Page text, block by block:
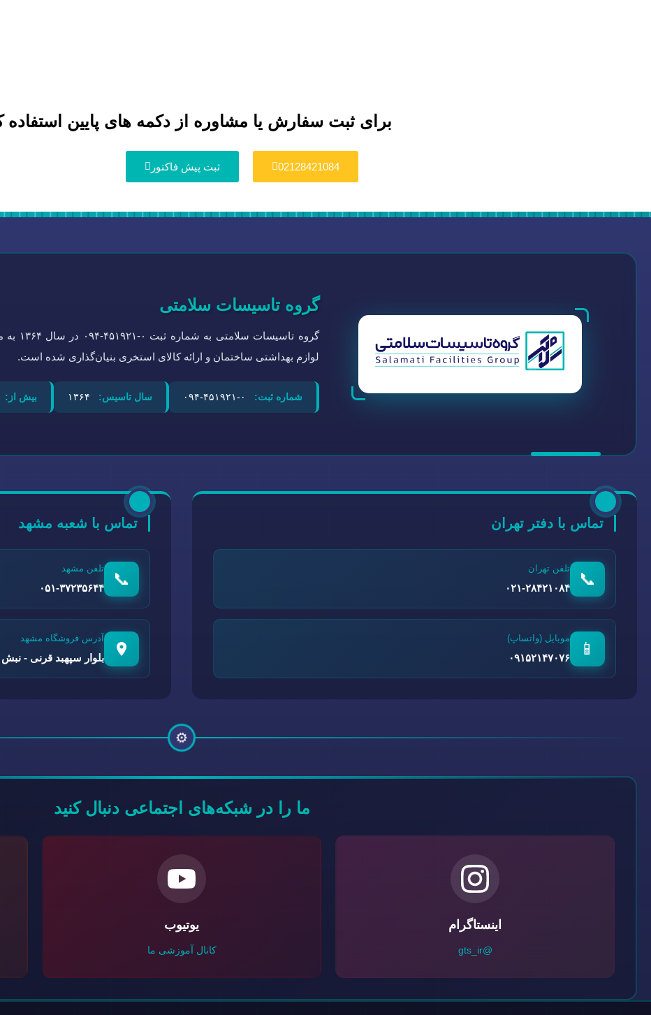
برای ثبت سفارش یا مشاوره از دکمه های پایین استفاده
02128421084 ثبت پیش فاکتور
گروه تاسیسات سلامتی
گروه
لوازم بهداشتی ساختمان و ارائه کالای استخری بنیان‌گذاری شده است.
شماره ثبت: سال تاسیس: بیش از:
تماس با دفتر تهران
📞
تلفن تهران
۰۲۱-۲۸۴۲۱۰۸۴
📱
موبایل (واتساپ)
۰۹۱۵۲۱۴۷۰۷۶
تماس با شعبه مشهد
📞
تلفن مشهد
۰۵۱-۳۷۲۳۵۶۴۴
آدرس فروشگاه مشهد
بلوار سپهبد قرنی - نبش
⚙️
ما را در شبکه‌های اجتماعی دنبال کنید
اینستاگرام
@gts_ir
یوتیوب
کانال آموزشی ما